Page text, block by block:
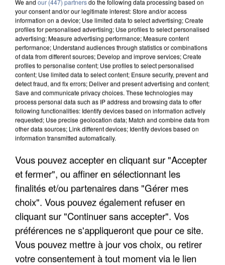
DE FAUNE SAUVAGE SONT...
We and our (447) partnersdo the following data processing based on
your consent and/or our legitimate interest: Store and/or access
information on a device; Use limited data to select advertising; Create
profiles for personalised advertising; Use profiles to select personalised
advertising; Measure advertising performance; Measure content
performance; Understand audiences through statistics or combinations
of data from different sources; Develop and improve services; Create
profiles to personalise content; Use profiles to select personalised
content; Use limited data to select content; Ensure security, prevent and
detect fraud, and fix errors; Deliver and present advertising and content;
Save and communicate privacy choices. These technologies may
process personal data such as IP address and browsing data to offer
following functionalities: Identify devices based on information actively
requested; Use precise geolocation data; Match and combine data from
other data sources; Link different devices; Identify devices based on
information transmitted automatically.
Vous pouvez accepter en cliquant sur "Accepter
et fermer", ou affiner en sélectionnant les
finalités et/ou partenaires dans "Gérer mes
choix". Vous pouvez également refuser en
cliquant sur "Continuer sans accepter". Vos
préférences ne s'appliqueront que pour ce site.
Vous pouvez mettre à jour vos choix, ou retirer
votre consentement à tout moment via le lien